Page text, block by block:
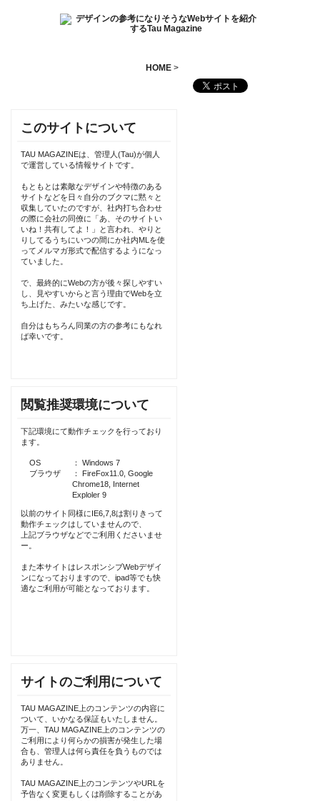
HOME>
このサイトについて
TAU MAGAZINEは、管理人(Tau)が個人
で運営している情報サイトです。
もともとは素敵なデザインや特徴のある
サイトなどを日々自分のブクマに黙々と
収集していたのですが、社内打ち合わせ
の際に会社の同僚に「あ、そのサイトい
いね！共有してよ！」と言われ、やりと
りしてるうちにいつの間にか社内MLを使
ってメルマガ形式で配信するようになっ
ていました。
で、最終的にWebの方が後々探しやすい
し、見やすいからと言う理由でWebを立
ち上げた、みたいな感じです。
自分はもちろん同業の方の参考にもなれ
ば幸いです。
閲覧推奨環境について
下記環境にて動作チェックを行っており
ます。
OS
： Windows 7
ブラウザ
： FireFox11.0, Google
Chrome18, Internet
Exploler 9
以前のサイト同様にIE6,7,8は割りきって
動作チェックはしていませんので、
上記ブラウザなどでご利用くださいませ
ー。
また本サイトはレスポンシブWebデザイ
ンになっておりますので、ipad等でも快
適なご利用が可能となっております。
サイトのご利用について
TAU MAGAZINE上のコンテンツの内容に
ついて、いかなる保証もいたしません。
万一、TAU MAGAZINE上のコンテンツの
ご利用により何らかの損害が発生した場
合も、管理人は何ら責任を負うものでは
ありません。
TAU MAGAZINE上のコンテンツやURLを
予告なく変更もしくは削除することがあ